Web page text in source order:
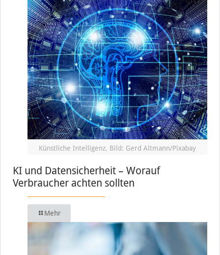
Künstliche Intelligenz, Bild: Gerd Altmann/Pixabay
KI und Datensicherheit – Worauf
Verbraucher achten sollten
Mehr